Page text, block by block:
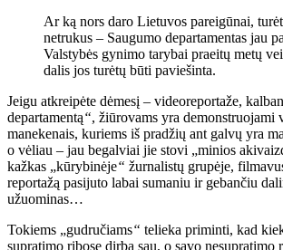
Ar ką nors daro Lietuvos pareigūnai,
netrukus – Saugumo departamentas jau
Valstybės gynimo tarybai praeitų metų
dalis jos turėtų būti paviešinta.
Jeigu atkreipėte dėmesį – videoreportaže,
departamentą“, žiūrovams yra demonstruojami
manekenais, kuriems iš pradžių ant galvų yra
o vėliau – jau begalviai jie stovi „minios
kažkas „kūrybinėje“ žurnalistų grupėje,
reportažą pasijuto labai sumaniu ir gebančiu
užuominas…
Tokiems „gudručiams“ telieka priminti, kad
supratimo ribose dirba sau, o savo nesupratimo